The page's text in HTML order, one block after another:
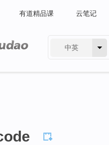
有道精品课 云笔记
中英